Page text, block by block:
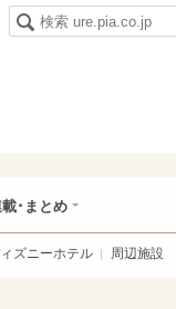
･まとめ
ズニーホテル 周辺施設